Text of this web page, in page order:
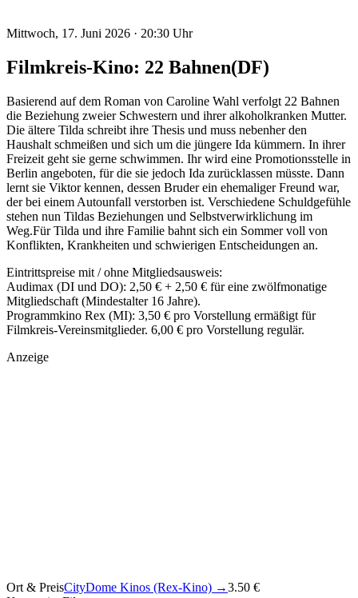
Mittwoch, 17. Juni 2026 · 20:30 Uhr
Filmkreis-Kino: 22 Bahnen(DF)
Basierend auf dem Roman von Caroline Wahl verfolgt 22 Bahnen
die Beziehung zweier Schwestern und ihrer alkoholkranken Mutter.
Die ältere Tilda schreibt ihre Thesis und muss nebenher den
Haushalt schmeißen und sich um die jüngere Ida kümmern. In ihrer
Freizeit geht sie gerne schwimmen. Ihr wird eine Promotionsstelle in
Berlin angeboten, für die sie jedoch Ida zurücklassen müsste. Dann
lernt sie Viktor kennen, dessen Bruder ein ehemaliger Freund war,
der bei einem Autounfall verstorben ist. Verschiedene Schuldgefühle
stehen nun Tildas Beziehungen und Selbstverwirklichung im
Weg.Für Tilda und ihre Familie bahnt sich ein Sommer voll von
Konflikten, Krankheiten und schwierigen Entscheidungen an.
Eintrittspreise mit / ohne Mitgliedsausweis:
Audimax (DI und DO): 2,50 € + 2,50 € für eine zwölfmonatige
Mitgliedschaft (Mindestalter 16 Jahre).
Programmkino Rex (MI): 3,50 € pro Vorstellung ermäßigt für
Filmkreis-Vereinsmitglieder. 6,00 € pro Vorstellung regulär.
Anzeige
Ort & PreisCityDome Kinos (Rex-Kino) →3.50 €